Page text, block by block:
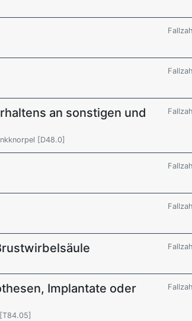
an sonstigen und
[D48.0]
Implantate oder